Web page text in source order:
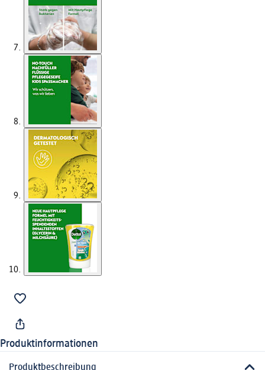
Produktinformationen
Produktbeschreibung